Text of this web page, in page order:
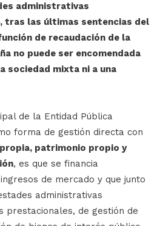
administrativas
tras las últimas sentencias del
de recaudación de la
no puede ser encomendada
sociedad mixta ni a una
de la Entidad Pública
forma de gestión directa con
patrimonio propio y
, es que se financia
de mercado y que junto
administrativas
prestacionales, de gestión de